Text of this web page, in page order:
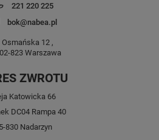
221 220 225
bok@nabea.pl
Osmańska 12 ,
02-823 Warszawa
ZWROTU
Katowicka 66
DC04 Rampa 40
830 Nadarzyn